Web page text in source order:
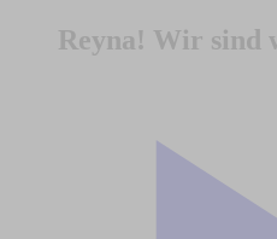
Reyna! Wir sind